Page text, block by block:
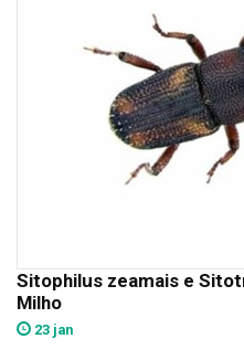
Sitophilus zeamais e
Milho
23 jan